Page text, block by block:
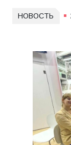
НОВОСТЬ